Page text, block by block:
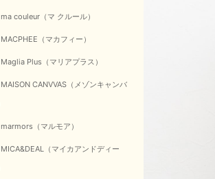
ma couleur（マ クルール）
MACPHEE（マカフィー）
Maglia Plus（マリアプラス）
MAISON CANVVAS（メゾンキャンバ
marmors（マルモア）
MICA&DEAL（マイカアンドディー